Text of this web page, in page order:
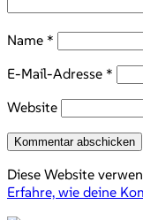
Name *
E-Mail-Adresse *
Website
Diese Website
Erfahre, wie deine